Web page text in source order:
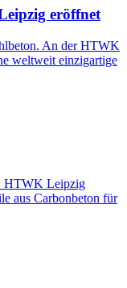
eröffnet
An der HTWK
weltweit einzigartige
HTWK Leipzig
aus Carbonbeton für